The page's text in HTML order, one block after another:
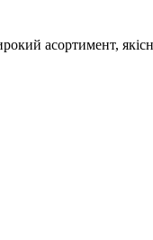
асортимент,